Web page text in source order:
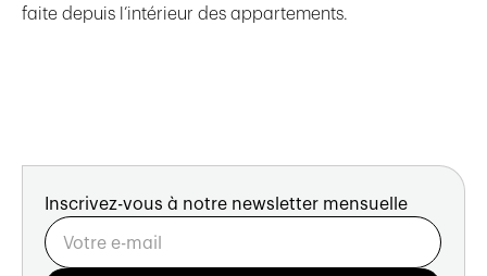
faite depuis l’intérieur des appartements.
Inscrivez-vous à notre newsletter mensuelle